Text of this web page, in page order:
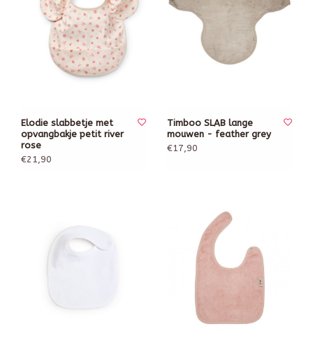
Elodie slabbetje met
opvangbakje petit river
rose
€21,90
Timboo SLAB lange
mouwen - feather grey
€17,90